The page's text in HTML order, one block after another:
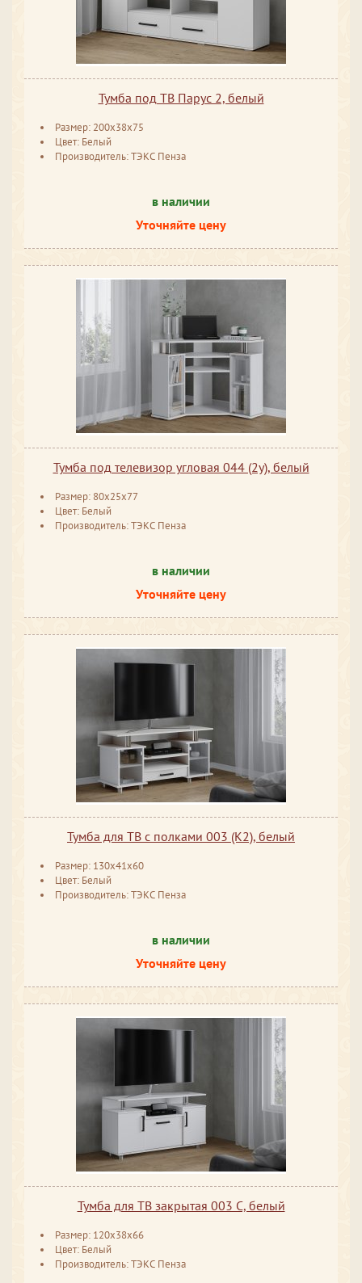
Тумба под ТВ Парус 2, белый
Размер: 200x38x75
Цвет: Белый
Производитель: ТЭКС Пенза
в наличии
Уточняйте цену
Тумба под телевизор угловая 044 (2у), белый
Размер: 80x25x77
Цвет: Белый
Производитель: ТЭКС Пенза
в наличии
Уточняйте цену
Тумба для ТВ с полками 003 (К2), белый
Размер: 130x41x60
Цвет: Белый
Производитель: ТЭКС Пенза
в наличии
Уточняйте цену
Тумба для ТВ закрытая 003 С, белый
Размер: 120x38x66
Цвет: Белый
Производитель: ТЭКС Пенза